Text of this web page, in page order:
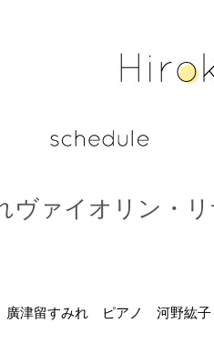
ヴァイオリン・
廣津留すみれ ピアノ 河野紘子